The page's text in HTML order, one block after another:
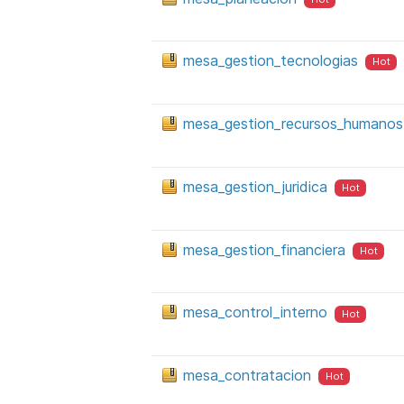
mesa_gestion_tecnologias Hot
mesa_gestion_recursos_humanos
mesa_gestion_juridica Hot
mesa_gestion_financiera Hot
mesa_control_interno Hot
mesa_contratacion Hot